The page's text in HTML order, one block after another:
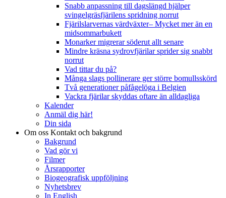
Snabb anpassning till dagslängd hjälper
svingelgräsfjärilens spridning norrut
Fjärilslarvernas värdväxter– Mycket mer än en
midsommarbukett
Monarker migrerar söderut allt senare
Mindre kräsna sydrovfjärilar sprider sig snabbt
norrut
Vad tittar du på?
Många slags pollinerare ger större bomullsskörd
Två generationer påfågelöga i Belgien
Vackra fjärilar skyddas oftare än alldagliga
Kalender
Anmäl dig här!
Din sida
Om oss Kontakt och bakgrund
Bakgrund
Vad gör vi
Filmer
Årsrapporter
Biogeografisk uppföljning
Nyhetsbrev
In English